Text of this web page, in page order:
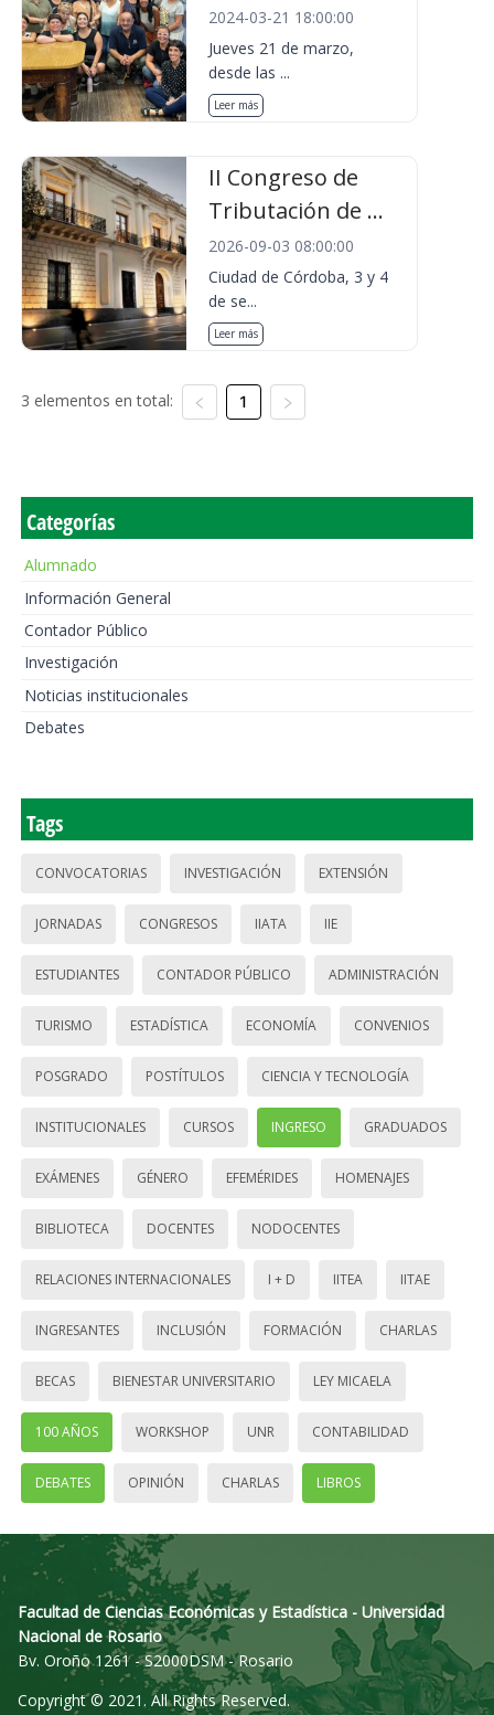
2024-03-21 18:00:00
Jueves 21 de marzo,
desde las ...
Leer más
II Congreso de
Tributación de ...
2026-09-03 08:00:00
Ciudad de Córdoba, 3 y 4
de se...
Leer más
3 elementos en total: 1
Categorías
Alumnado
Información General
Contador Público
Investigación
Noticias institucionales
Debates
Tags
CONVOCATORIAS INVESTIGACIÓN EXTENSIÓN
JORNADAS CONGRESOS IIATA IIE
ESTUDIANTES CONTADOR PÚBLICO ADMINISTRACIÓN
TURISMO ESTADÍSTICA ECONOMÍA CONVENIOS
POSGRADO POSTÍTULOS CIENCIA Y TECNOLOGÍA
INSTITUCIONALES CURSOS INGRESO GRADUADOS
EXÁMENES GÉNERO EFEMÉRIDES HOMENAJES
BIBLIOTECA DOCENTES NODOCENTES
RELACIONES INTERNACIONALES I + D IITEA IITAE
INGRESANTES INCLUSIÓN FORMACIÓN CHARLAS
BECAS BIENESTAR UNIVERSITARIO LEY MICAELA
100 AÑOS WORKSHOP UNR CONTABILIDAD
DEBATES OPINIÓN CHARLAS LIBROS
Facultad de Ciencias Económicas y Estadística - Universidad
Nacional de Rosario
Bv. Oroño 1261 - S2000DSM - Rosario
Copyright © 2021. All Rights Reserved.